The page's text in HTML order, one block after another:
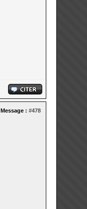
Message : #478